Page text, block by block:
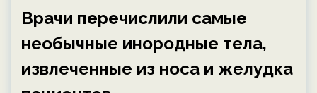
Врачи перечислили самые
необычные инородные тела,
извлеченные из носа и желудка